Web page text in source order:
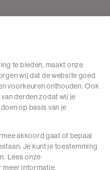
18.00 uur.
te bieden, maakt onze
wij dat de website goed
voorkeuren onthouden. Ook
derden zodat wij je
op basis van je
akkoord gaat of bepaal
Je kunt je toestemming
Lees onze
meer informatie.